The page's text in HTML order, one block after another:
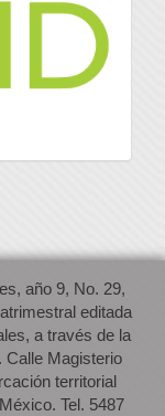
año 9, No. 29,
editada
a través de la
Calle Magisterio
territorial
Tel. 5487